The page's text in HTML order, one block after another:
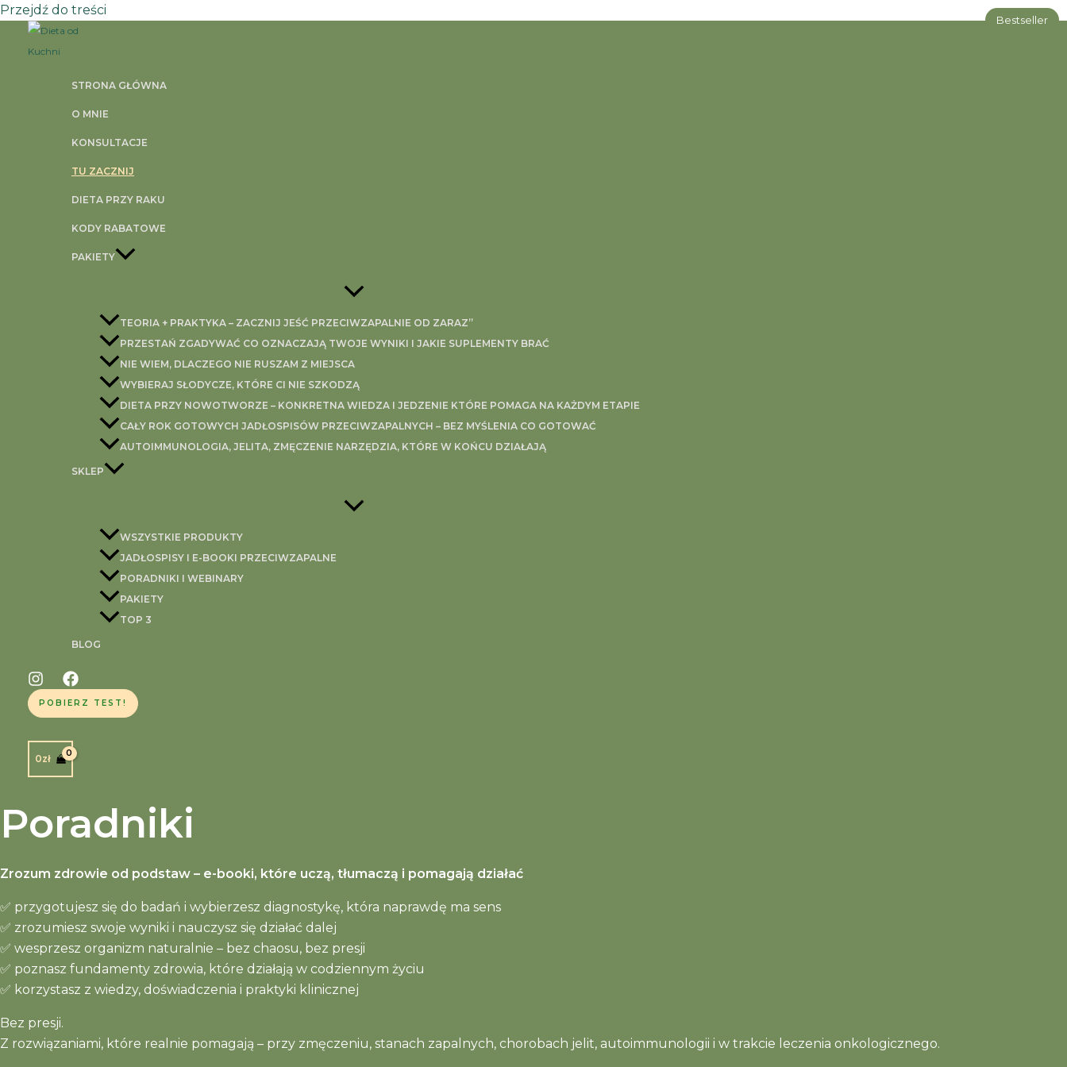
Przejdź do treści
STRONA GŁÓWNA
O MNIE
KONSULTACJE
TU ZACZNIJ
DIETA PRZY RAKU
KODY RABATOWE
PAKIETY
TEORIA + PRAKTYKA – ZACZNIJ JEŚĆ PRZECIWZAPALNIE OD ZARAZ”
PRZESTAŃ ZGADYWAĆ CO OZNACZAJĄ TWOJE WYNIKI I JAKIE SUPLEMENTY BRAĆ
NIE WIEM, DLACZEGO NIE RUSZAM Z MIEJSCA
WYBIERAJ SŁODYCZE, KTÓRE CI NIE SZKODZĄ
DIETA PRZY NOWOTWORZE – KONKRETNA WIEDZA I JEDZENIE KTÓRE POMAGA NA KAŻDYM ETAPIE
CAŁY ROK GOTOWYCH JADŁOSPISÓW PRZECIWZAPALNYCH – BEZ MYŚLENIA CO GOTOWAĆ
AUTOIMMUNOLOGIA, JELITA, ZMĘCZENIE NARZĘDZIA, KTÓRE W KOŃCU DZIAŁAJĄ
SKLEP
WSZYSTKIE PRODUKTY
JADŁOSPISY I E-BOOKI PRZECIWZAPALNE
PORADNIKI I WEBINARY
PAKIETY
TOP 3
BLOG
POBIERZ TEST!
0zł
Poradniki
Zrozum zdrowie od podstaw – e-booki, które uczą, tłumaczą i pomagają działać
✅ przygotujesz się do badań i wybierzesz diagnostykę, która naprawdę ma sens
✅ zrozumiesz swoje wyniki i nauczysz się działać dalej
✅ wesprzesz organizm naturalnie – bez chaosu, bez presji
✅ poznasz fundamenty zdrowia, które działają w codziennym życiu
✅ korzystasz z wiedzy, doświadczenia i praktyki klinicznej
Bez presji.
Z rozwiązaniami, które realnie pomagają – przy zmęczeniu, stanach zapalnych, chorobach jelit, autoimmunologii i w trakcie leczenia onkologicznego.
Bestseller